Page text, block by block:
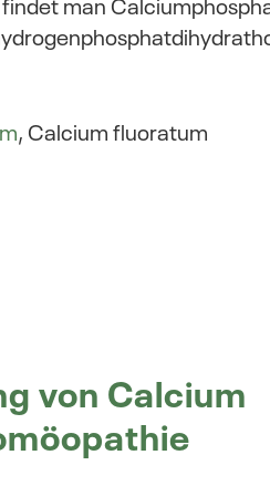
, Calcium fluoratum
von Calcium